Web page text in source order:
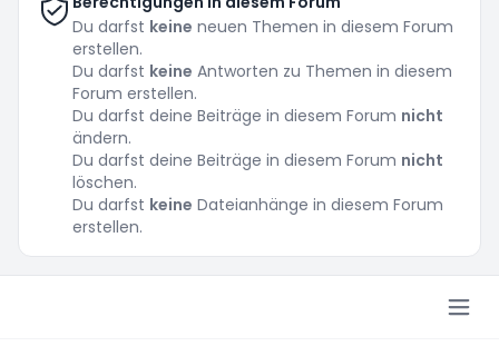
Du darfst keine neuen Themen in diesem Forum
erstellen.
Du darfst keine Antworten zu Themen in diesem
Forum erstellen.
Du darfst deine Beiträge in diesem Forum nicht
ändern.
Du darfst deine Beiträge in diesem Forum nicht
löschen.
Du darfst keine Dateianhänge in diesem Forum
erstellen.